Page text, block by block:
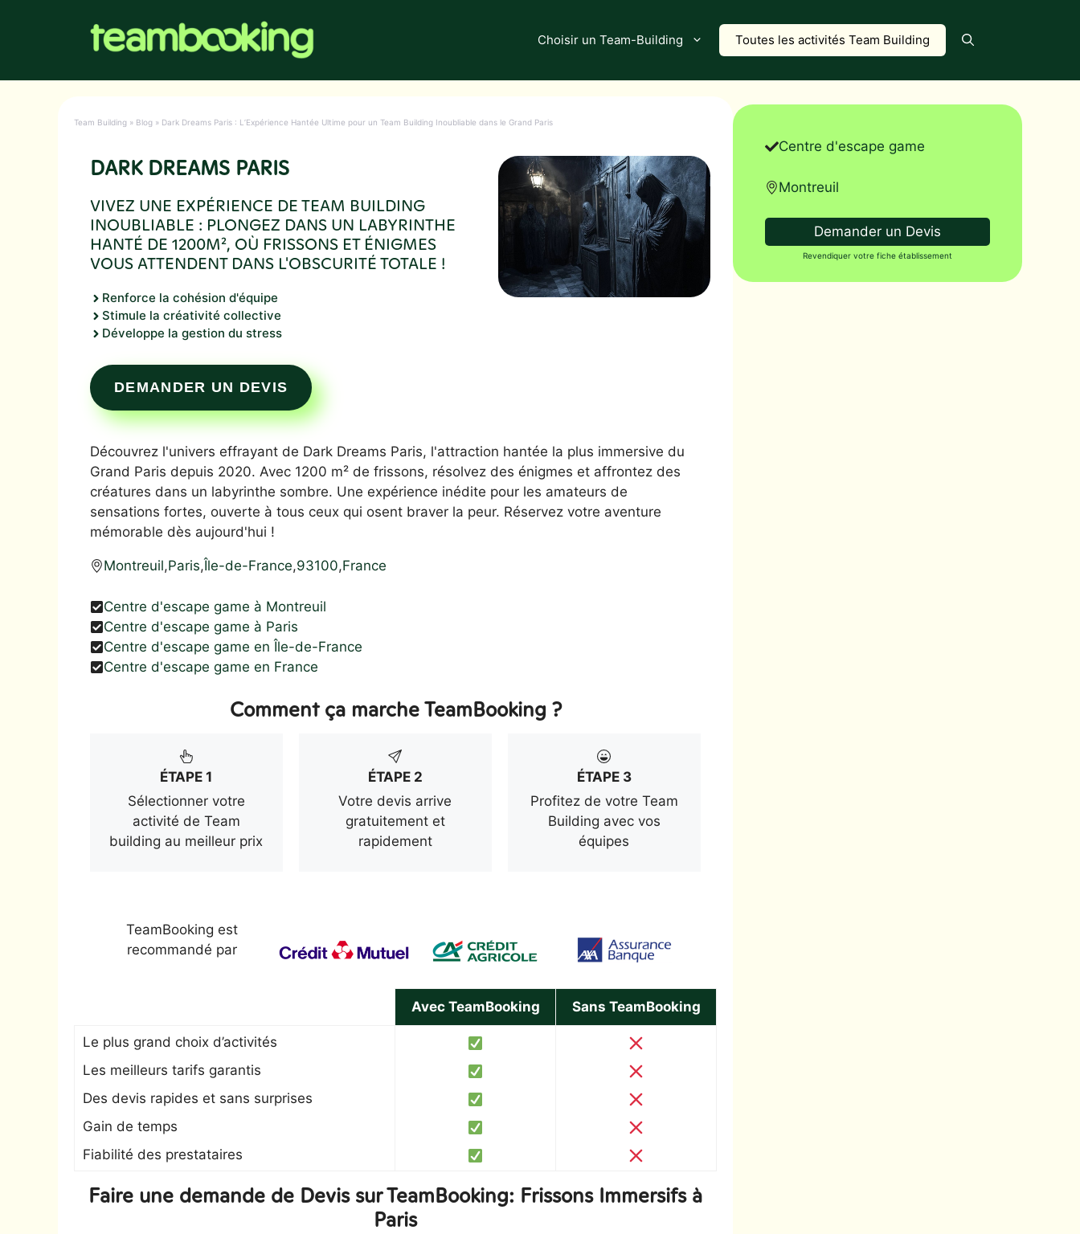
Choisir un Team-Building Toutes les activités Team Building
Team Building » Blog » Dark Dreams Paris : L’Expérience Hantée Ultime pour un Team Building Inoubliable dans le Grand Paris
DARK DREAMS PARIS
VIVEZ UNE EXPÉRIENCE DE TEAM BUILDING
INOUBLIABLE : PLONGEZ DANS UN LABYRINTHE
HANTÉ DE 1200M², OÙ FRISSONS ET ÉNIGMES
VOUS ATTENDENT DANS L'OBSCURITÉ TOTALE !
Renforce la cohésion d'équipe
Stimule la créativité collective
Développe la gestion du stress
DEMANDER UN DEVIS
Découvrez l'univers effrayant de Dark Dreams Paris, l'attraction hantée la plus immersive du
Grand Paris depuis 2020. Avec 1200 m² de frissons, résolvez des énigmes et affrontez des
créatures dans un labyrinthe sombre. Une expérience inédite pour les amateurs de
sensations fortes, ouverte à tous ceux qui osent braver la peur. Réservez votre aventure
mémorable dès aujourd'hui !
Montreuil,Paris,Île-de-France,93100,France
Centre d'escape game à Montreuil
Centre d'escape game à Paris
Centre d'escape game en Île-de-France
Centre d'escape game en France
Comment ça marche TeamBooking ?
ÉTAPE 1
Sélectionner votre
activité de Team
building au meilleur prix
ÉTAPE 2
Votre devis arrive
gratuitement et
rapidement
ÉTAPE 3
Profitez de votre Team
Building avec vos
équipes
TeamBooking est
recommandé par
Avec TeamBooking Sans TeamBooking
Le plus grand choix d’activités
Les meilleurs tarifs garantis
Des devis rapides et sans surprises
Gain de temps
Fiabilité des prestataires
Faire une demande de Devis sur TeamBooking: Frissons Immersifs à
Paris
Centre d'escape game
Montreuil
Demander un Devis
Revendiquer votre fiche établissement